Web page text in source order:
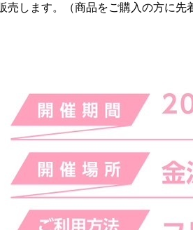
します。（商品をご購入の方に